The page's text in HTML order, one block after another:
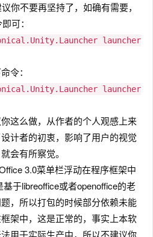
你不要再坚持了，如确有需要，
可：
launcher
令：
launcher
么做，从作者的个人观感上来
计者的初衷，影响了用户的视觉
会有所察觉。
3.0菜单栏浮动在程序框架中
于libreoffice或者openoffice的老
，所以打包的时候部分依赖未能
架中，这是正常的，事实上本软
用于实际生产中，所以不建议你